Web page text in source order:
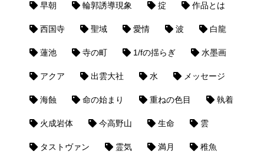
早朝 輪郭誘導現象 掟 作品とは
西国寺 聖域 愛情 波 白龍
蓮池 寺の町 1/fの揺らぎ 水墨画
アクア 出雲大社 水 メッセージ
海蝕 命の始まり 重ねの色目 執着
火成岩体 今高野山 生命 雲
タストヴァン 霊気 満月 稚魚